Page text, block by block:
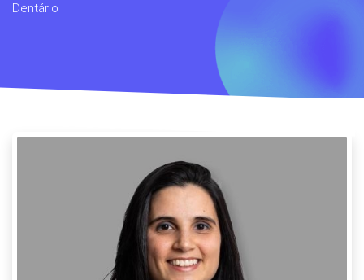
Dentário